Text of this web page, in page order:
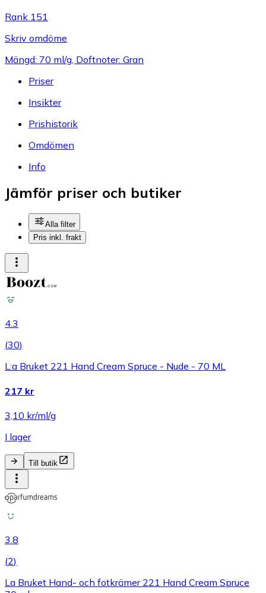
Rank 151
Skriv omdöme
Mängd: 70 ml/g, Doftnoter: Gran
Priser
Insikter
Prishistorik
Omdömen
Info
Jämför priser och butiker
Alla filter
Pris inkl. frakt
4.3
(30)
L:a Bruket 221 Hand Cream Spruce - Nude - 70 ML
217 kr
3,10 kr/ml/g
I lager
Till butik
3.8
(2)
La Bruket Hand- och fotkrämer 221 Hand Cream Spruce